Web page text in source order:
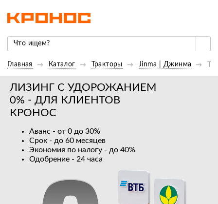
Главная Каталог Тракторы Jinma | Джинма
ЛИЗИНГ С УДОРОЖАНИЕМ
0% - ДЛЯ КЛИЕНТОВ
КРОНОС
Аванс - от 0 до 30%
Срок - до 60 месяцев
Экономия по налогу - до 40%
Одобрение - 24 часа